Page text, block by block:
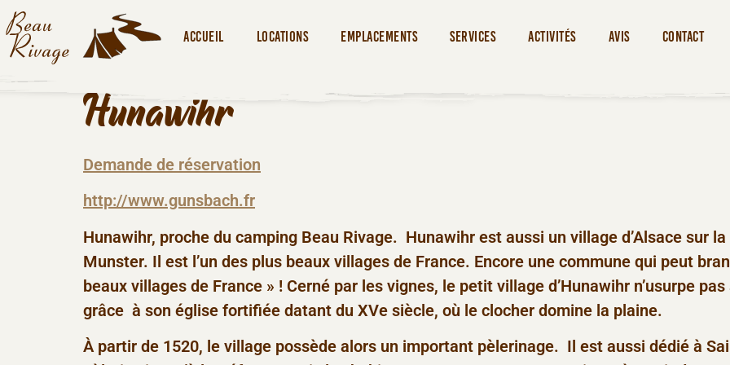
Accueil Locations Emplacements Services Activités Avis Contact
Hunawihr
Demande de réservation
http://www.gunsbach.fr
Hunawihr, proche du camping Beau Rivage. Hunawihr est aussi un village d’Alsace sur
Munster. Il est l’un des plus beaux villages de France. Encore une commune qui peut
beaux villages de France » ! Cerné par les vignes, le petit village d’Hunawihr n’usurpe
grâce à son église fortifiée datant du XVe siècle, où le clocher domine la plaine.
À partir de 1520, le village possède alors un important pèlerinage. Il est aussi dédié à